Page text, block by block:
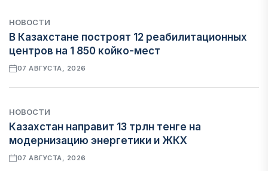
НОВОСТИ
В Казахстане построят 12 реабилитационных
центров на 1 850 койко-мест
07 АВГУСТА, 2026
НОВОСТИ
Казахстан направит 13 трлн тенге на
модернизацию энергетики и ЖКХ
07 АВГУСТА, 2026